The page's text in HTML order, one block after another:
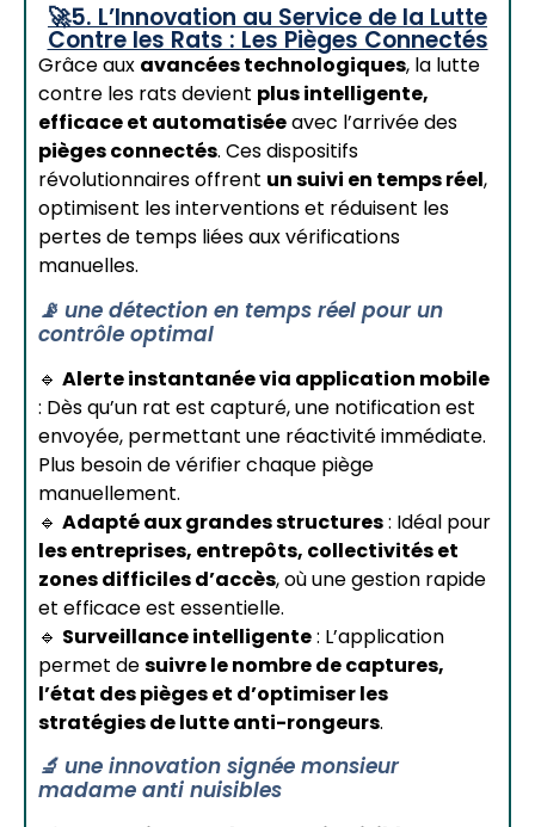
🚀5. L’Innovation au Service de la Lutte
Contre les Rats : Les Pièges Connectés
Grâce aux avancées technologiques, la lutte
contre les rats devient plus intelligente,
efficace et automatiséeavec l’arrivée des
pièges connectés. Ces dispositifs
révolutionnaires offrent un suivi en temps réel,
optimisent les interventions et réduisent les
pertes de temps liées aux vérifications
manuelles.
📡 une détection en temps réel pour un
contrôle optimal
🔹 Alerte instantanée via application mobile
: Dès qu’un rat est capturé, une notification est
envoyée, permettant une réactivité immédiate.
Plus besoin de vérifier chaque piège
manuellement.
🔹 Adapté aux grandes structures: Idéal pour
les entreprises, entrepôts, collectivités et
zones difficiles d’accès, où une gestion rapide
et efficace est essentielle.
🔹 Surveillance intelligente: L’application
permet desuivre le nombre de captures,
l’état des pièges et d’optimiser les
stratégies de lutte anti-rongeurs.
🔬 une innovation signée monsieur
madame anti nuisibles